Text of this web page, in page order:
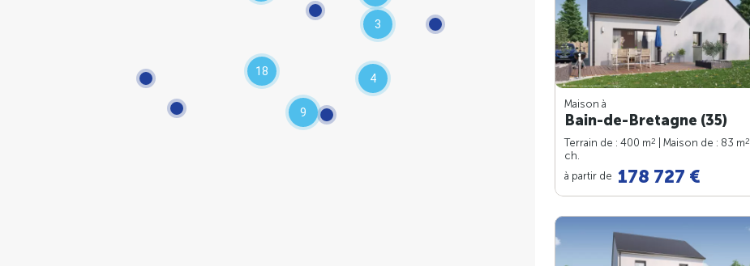
3
4
18
9
Maison à
Bain-de-Bretagne (35)
Terrain de : 400 m2 | Maison de : 83 m2
ch.
à partir de 178 727 €